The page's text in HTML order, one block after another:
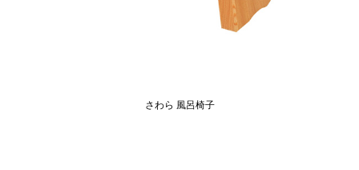
さわら 風呂椅子